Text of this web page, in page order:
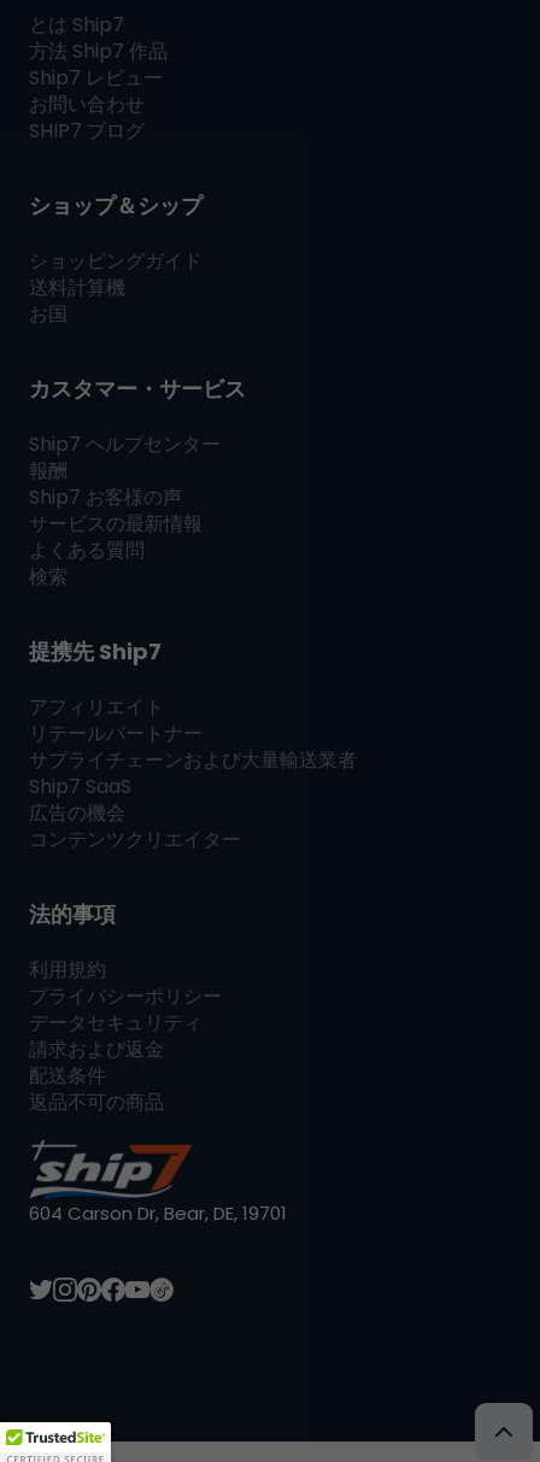
とは Ship7
方法 Ship7 作品
Ship7 レビュー
お問い合わせ
SHIP7 ブログ
ショップ＆シップ
ショッピングガイド
送料計算機
お国
カスタマー・サービス
Ship7 ヘルプセンター
報酬
Ship7 お客様の声
サービスの最新情報
よくある質問
検索
提携先 Ship7
アフィリエイト
リテールパートナー
サプライチェーンおよび大量輸送業者
Ship7 SaaS
広告の機会
コンテンツクリエイター
法的事項
利用規約
プライバシーポリシー
データセキュリティ
請求および返金
配送条件
返品不可の商品
604 Carson Dr, Bear, DE, 19701